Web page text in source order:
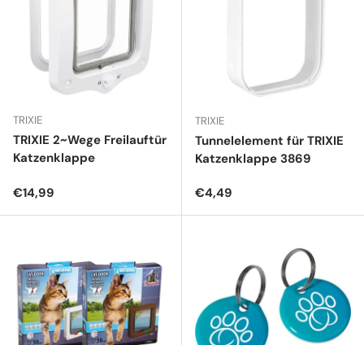
TRIXIE
TRIXIE 2~Wege Freilauftür
Katzenklappe
Normaler Preis
€14,99
TRIXIE
Tunnelelement für TRIXIE
Katzenklappe 3869
Normaler Preis
€4,49